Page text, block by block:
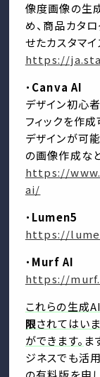
像度画像の生
め、商品カタ
せたカスタマイ
https://
・ Canva AI
デザイン初心
フィックを作
デザインが可
の画像作成な
https://
ai/
・ Lumen5
https://
・ Murf AI
https://
これらの生成
限されてはい
ができます。 ま
ジネスでも活